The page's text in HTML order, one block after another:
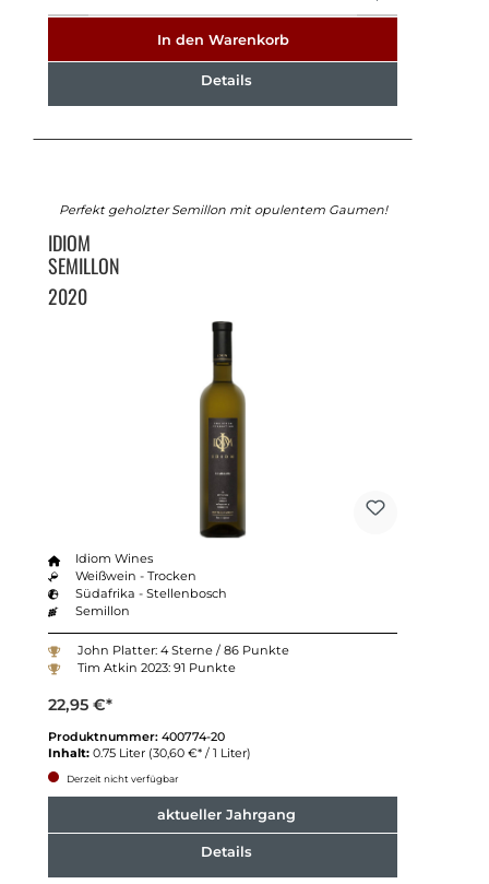
In den Warenkorb
Details
Perfekt geholzter Semillon mit opulentem Gaumen!
IDIOM
SEMILLON
2020
Idiom Wines
Weißwein - Trocken
Südafrika - Stellenbosch
Semillon
John Platter: 4 Sterne / 86 Punkte
Tim Atkin 2023: 91 Punkte
22,95 €*
Produktnummer: 400774-20
Inhalt: 0.75 Liter (30,60 €* / 1 Liter)
Derzeit nicht verfügbar
aktueller Jahrgang
Details